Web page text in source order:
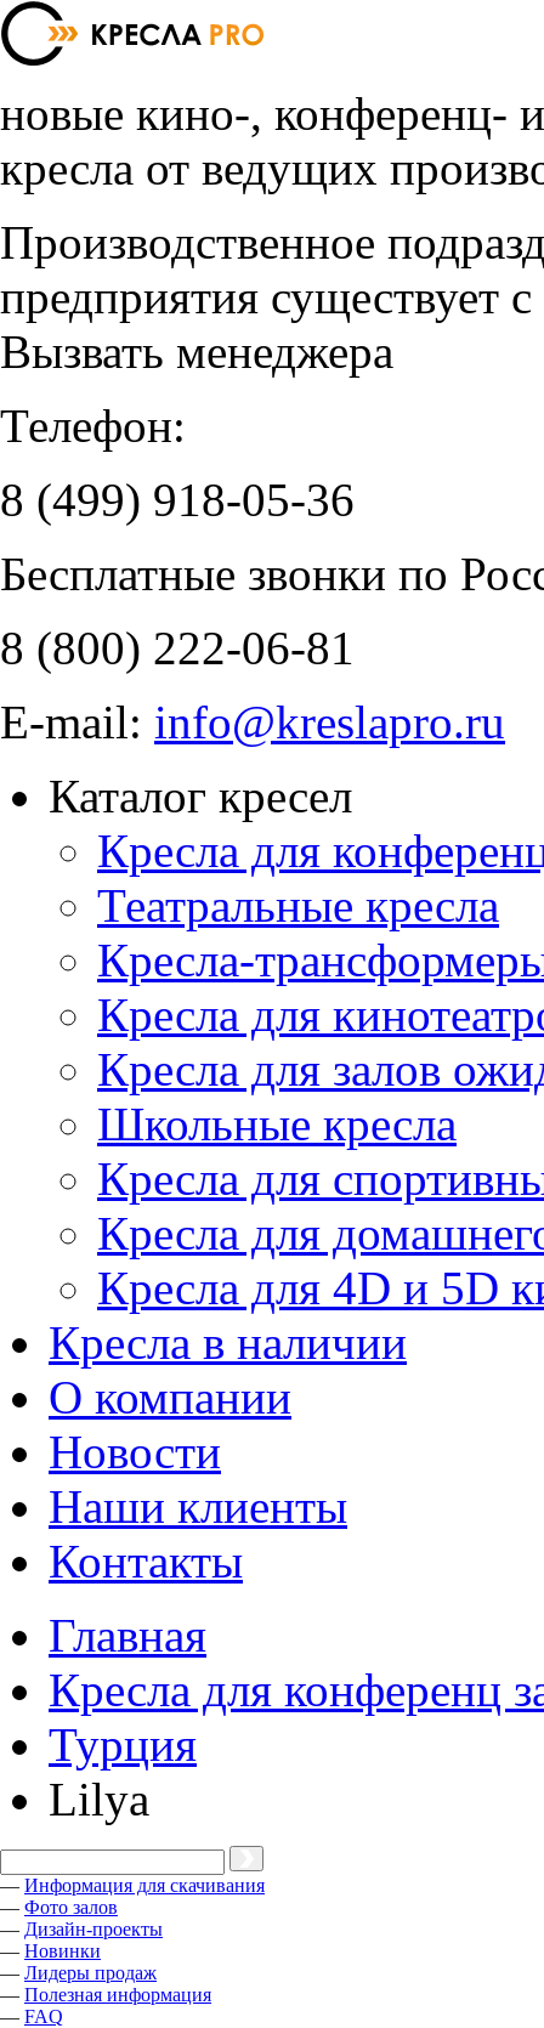
новые кино-, конференц-
кресла от ведущих
Производственное
предприятия существует
Вызвать менеджера
Телефон:
8 (499) 918-05-36
Бесплатные звонки по
8 (800) 222-06-81
E-mail: info@kreslapro.ru
Каталог кресел
Кресла для
Театральные кресла
Кресла-
Кресла для
Кресла для залов
Школьные кресла
Кресла для
Кресла для
Кресла для 4D и 5D
Кресла в наличии
О компании
Новости
Наши клиенты
Контакты
Главная
Кресла для конференц
Турция
Lilya
— Информация для скачивания
— Фото залов
— Дизайн-проекты
— Новинки
— Лидеры продаж
— Полезная информация
— FAQ